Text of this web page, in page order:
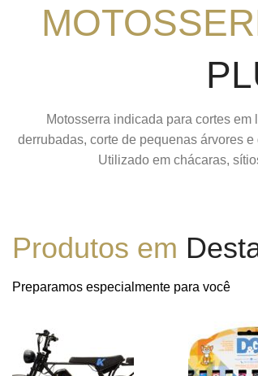
Motosserra indicada para cortes
derrubadas, corte de pequenas árvores
Utilizado em chácaras,
Produtos em
Preparamos especialmente para você